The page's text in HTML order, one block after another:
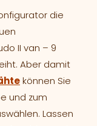
die
II van – 9
Aber damit
können Sie
und zum
Lassen